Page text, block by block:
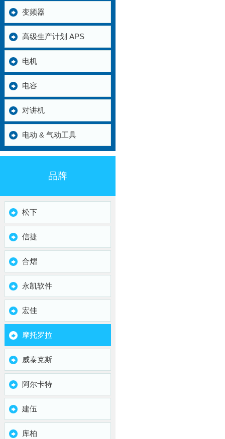
变频器
高级生产计划 APS
电机
电容
对讲机
电动 & 气动工具
品牌
松下
信捷
合熠
永凯软件
宏佳
摩托罗拉
威泰克斯
阿尔卡特
建伍
库柏